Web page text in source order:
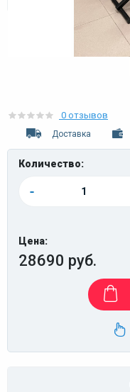
0 отзывов
Доставка
Количество:
-
Цена:
28690 руб.